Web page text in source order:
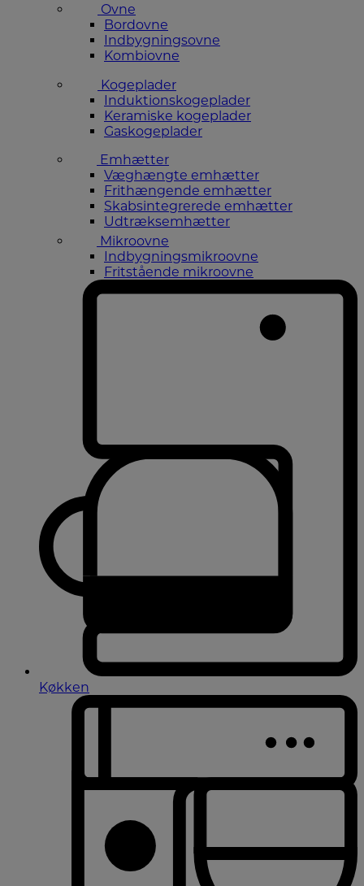
Ovne
Bordovne
Indbygningsovne
Kombiovne
Kogeplader
Induktionskogeplader
Keramiske kogeplader
Gaskogeplader
Emhætter
Væghængte emhætter
Frithængende emhætter
Skabsintegrerede emhætter
Udtræksemhætter
Mikroovne
Indbygningsmikroovne
Fritstående mikroovne
Køkken